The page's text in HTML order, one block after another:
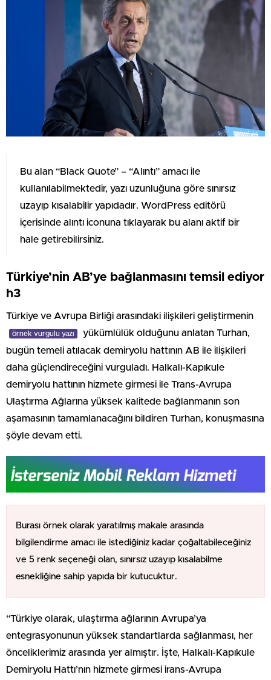
Bu alan “Black Quote” – “Alıntı” amacı ile
kullanılabilmektedir, yazı uzunluğuna göre sınırsız
uzayıp kısalabilir yapıdadır. WordPress editörü
içerisinde alıntı iconuna tıklayarak bu alanı aktif bir
hale getirebilirsiniz.
Türkiye’nin AB’ye bağlanmasını temsil ediyor
h3
Türkiye ve Avrupa Birliği arasındaki ilişkileri geliştirmenin
örnek vurgulu yazı
yükümlülük olduğunu anlatan Turhan,
bugün temeli atılacak demiryolu hattının AB ile ilişkileri
daha güçlendireceğini vurguladı. Halkalı-Kapıkule
demiryolu hattının hizmete girmesi ile Trans-Avrupa
Ulaştırma Ağlarına yüksek kalitede bağlanmanın son
aşamasının tamamlanacağını bildiren Turhan, konuşmasına
şöyle devam etti.
Burası örnek olarak yaratılmış makale arasında
bilgilendirme amacı ile istediğiniz kadar çoğaltabileceğiniz
ve 5 renk seçeneği olan, sınırsız uzayıp kısalabilme
esnekliğine sahip yapıda bir kutucuktur.
“Türkiye olarak, ulaştırma ağlarının Avrupa’ya
entegrasyonunun yüksek standartlarda sağlanması, her
önceliklerimiz arasında yer almıştır. İşte, Halkalı-Kapıkule
Demiryolu Hattı’nın hizmete girmesi irans-Avrupa